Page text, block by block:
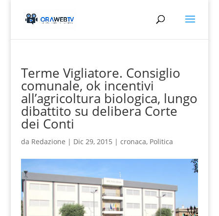
Terme Vigliatore. Consiglio
comunale, ok incentivi
all’agricoltura biologica, lungo
dibattito su delibera Corte
dei Conti
da Redazione | Dic 29, 2015 | cronaca, Politica